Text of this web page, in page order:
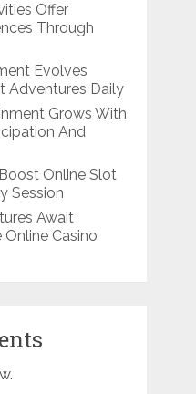
Offer
Through
Evolves
Adventures Daily
Grows With
And
Online Slot
Session
Await
Casino